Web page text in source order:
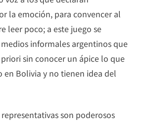
la emoción, para convencer al
leer poco; a este juego se
informales argentinos que
sin conocer un ápice lo que
en Bolivia y no tienen idea del
son poderosos